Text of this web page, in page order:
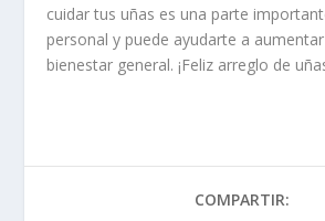
cuidar tus uñas es una parte
personal y puede ayudarte a
bienestar general. ¡Feliz arreglo de
COMPARTIR: